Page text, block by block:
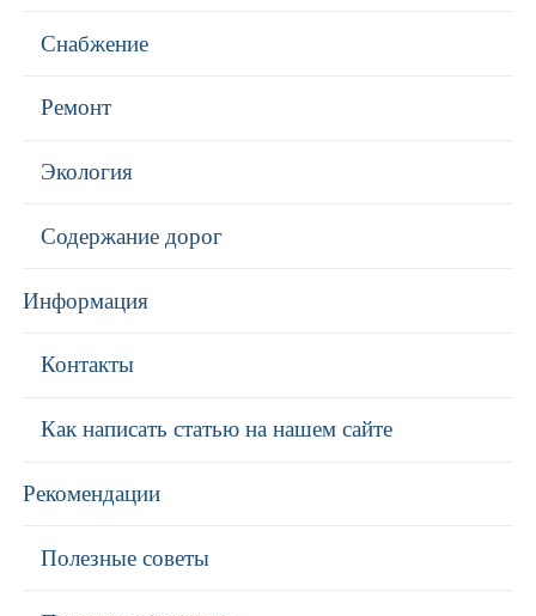
Снабжение
Ремонт
Экология
Содержание дорог
Информация
Контакты
Как написать статью на нашем сайте
Рекомендации
Полезные советы